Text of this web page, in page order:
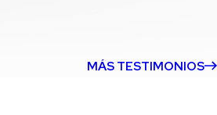
MÁS TESTIMONIOS